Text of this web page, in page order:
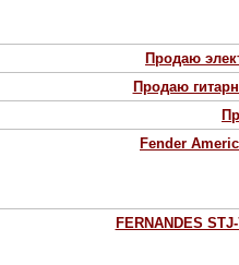
Продаю
Продаю
Fender
FERNANDES